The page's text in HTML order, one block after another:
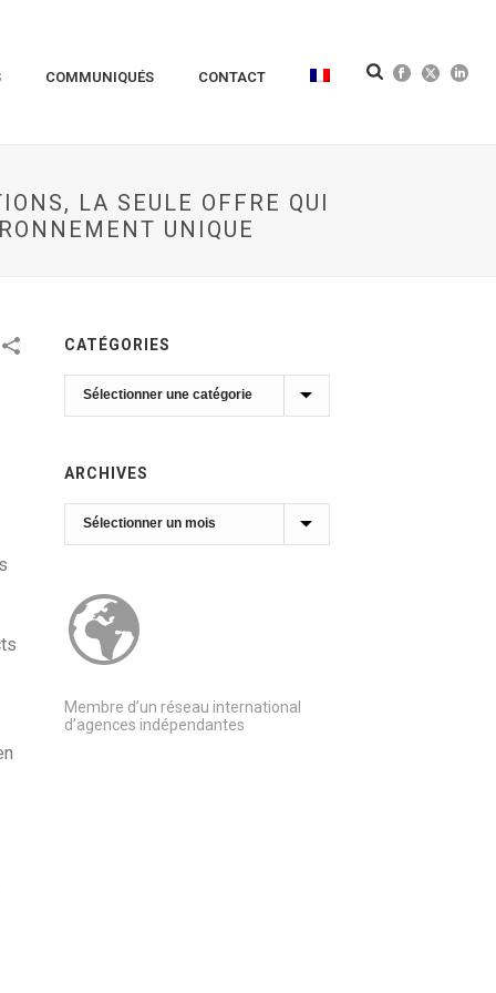
COMMUNIQUÉS CONTACT
LA SEULE OFFRE QUI
UNIQUE
CATÉGORIES
Catégories
ARCHIVES
Archives
Membre d’un réseau international
d’agences indépendantes